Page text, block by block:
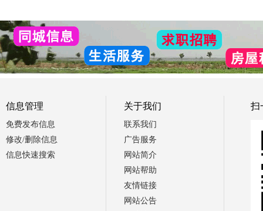
信息管理
免费发布信息
修改/删除信息
信息快速搜索
关于我们
联系我们
广告服务
网站简介
网站帮助
友情链接
网站公告
扫